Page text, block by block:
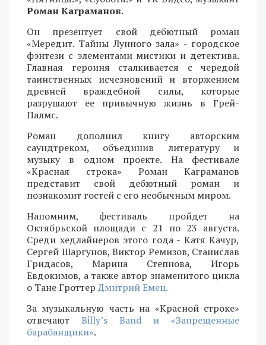
Роман Каграманов.
Он презентует свой дебютный роман
«Мередит. Тайны Лунного зала» - городское
фэнтези с элементами мистики и детектива.
Главная героиня сталкивается с чередой
таинственных исчезновений и вторжением
древней враждебной силы, которые
разрушают ее привычную жизнь в Грей-
Палмс.
Роман дополнил книгу авторским
саундтреком, объединив литературу и
музыку в одном проекте. На фестивале
«Красная строка» Роман Каграманов
представит свой дебютный роман и
познакомит гостей с его необычным миром.
Напомним, фестиваль пройдет на
Октябрьской площади с 21 по 23 августа.
Среди хедлайнеров этого года - Катя Качур,
Сергей Шаргунов, Виктор Ремизов, Станислав
Гридасов, Марина Степнова, Игорь
Евдокимов, а также автор знаменитого цикла
о Тане ГроттерДмитрий Емец.
За музыкальную часть на «Красной строке»
отвечают Billy’s Band и «Запрещенные
барабанщики».